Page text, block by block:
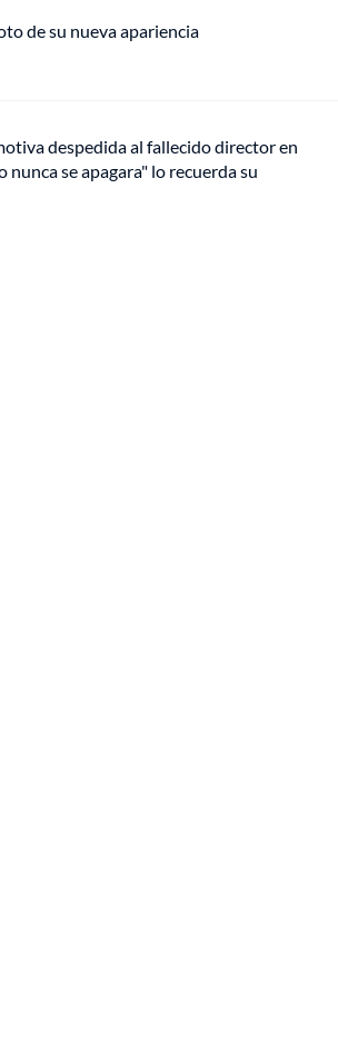
de su nueva apariencia
despedida al fallecido director en
se apagara" lo recuerda su